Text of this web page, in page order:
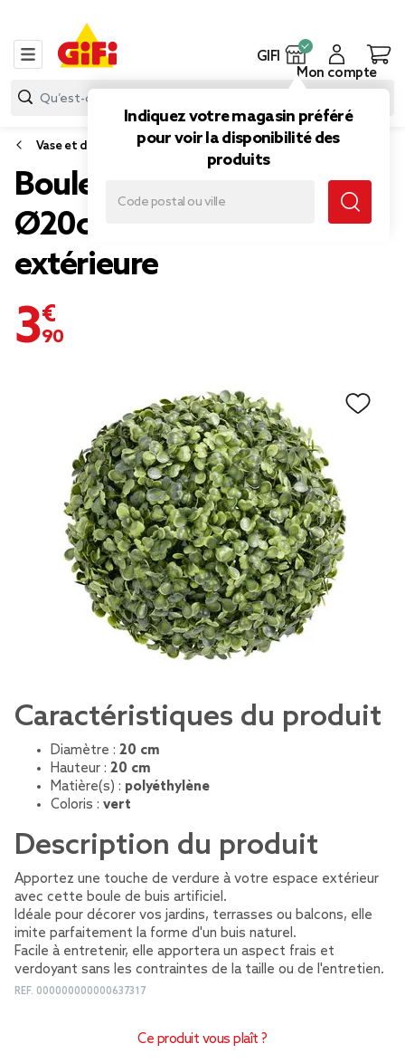
GIFI
Indiquez votre magasin préféré
pour voir la disponibilité des
produits
Mon compte
Vase et déco florale
Boule de buis artificiel
Ø20cm décoration
extérieure
3,90 €
Caractéristiques du produit
Diamètre : 20 cm
Hauteur : 20 cm
Matière(s) : polyéthylène
Coloris : vert
Description du produit
Apportez une touche de verdure à votre espace extérieur
avec cette boule de buis artificiel.
Idéale pour décorer vos jardins, terrasses ou balcons, elle
imite parfaitement la forme d'un buis naturel.
Facile à entretenir, elle apportera un aspect frais et
verdoyant sans les contraintes de la taille ou de l'entretien.
REF. 000000000000637317
Ce produit vous plaît ?